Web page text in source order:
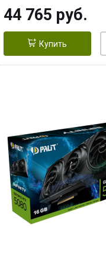
44 765 руб.
Купить